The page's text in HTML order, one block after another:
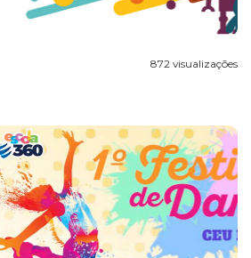
872 visualizações